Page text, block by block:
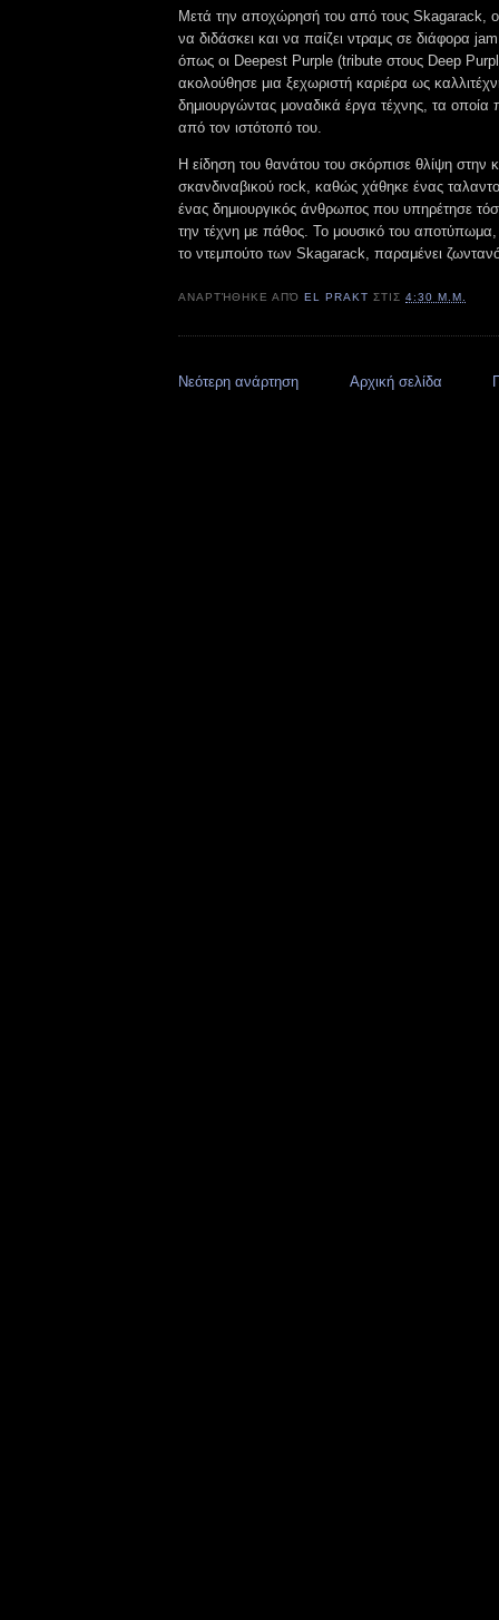
Μετά την αποχώρησή του από τους Skagarack,
να διδάσκει και να παίζει ντραμς σε διάφορα
όπως οι Deepest Purple (tribute στους Deep
ακολούθησε μια ξεχωριστή καριέρα ως
δημιουργώντας μοναδικά έργα τέχνης, τα οποία
από τον ιστότοπό του.
Η είδηση του θανάτου του σκόρπισε θλίψη στην
σκανδιναβικού rock, καθώς χάθηκε ένας
ένας δημιουργικός άνθρωπος που υπηρέτησε
την τέχνη με πάθος. Το μουσικό του αποτύπωμα,
το ντεμπούτο των Skagarack, παραμένει
ΑΝΑΡΤΉΘΗΚΕ ΑΠΌEL PRAKT ΣΤΙΣ4:30 Μ.Μ.
Νεότερη ανάρτηση Αρχική σελίδα